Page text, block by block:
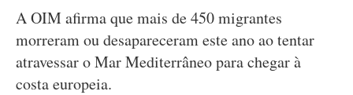
A OIM afirma que mais de 450 migrantes
morreram ou desapareceram este ano ao tentar
atravessar o Mar Mediterrâneo para chegar à
costa europeia.